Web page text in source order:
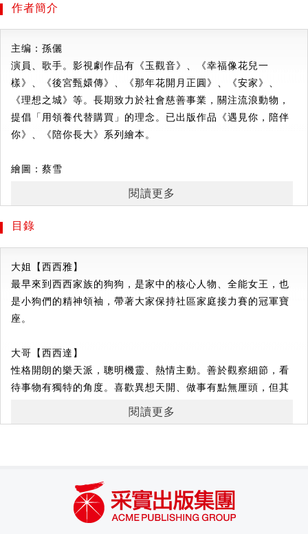
出門都會被嘮叨要注意交通規則，他討厭被限制，鬧鬧西相信
自己是一隻勇敢的狗狗，不怕外面世界的危險。
於是，他獨自闖到大馬路，一開始很順暢，他對自己的表現感
到滿意。沒想到，後頭緊接著碰上一連串的驚險意外……
對「培養安全意識」為主題創作的《西西家族成長日記·我會保
護我自己》系列作品。分別是關於交通安全的《交通安全小標
兵》、關於居家安全的《廚房歷險記》、以及如何面對陌生人
的《抓小狗的怪獸》、遇到霸凌，要學會說不的《隔壁家的巨
這是一些想對孩子們說的話，也是一些想跟家長們分享的故
事。
父母不可能時時刻刻都在孩子身邊，希望孩子能學會保護自
歷，他們就會知道什麼事情可以做，什麼事情不能做。孩子們
發自內心的理解，會比父母在身邊耳提面命更有用。既能滿足
孩子對未知世界的好奇心，也能讓他們明白很多狀況背後隱藏
◆適讀年齡：3～6歲。
◆文字附注音。適合親子共讀，也適合孩子自己練習讀。
作者簡介
主编：孫儷
演員、歌手。影視劇作品有《玉觀音》、《幸福像花兒一
樣》、《後宮甄嬛傳》、《那年花開月正圓》、《安家》、
《理想之城》等。長期致力於社會慈善事業，關注流浪動物，
提倡「用領養代替購買」的理念。已出版作品《遇見你，陪伴
你》、《陪你長大》系列繪本。
繪圖：蔡雪
資深繪本插畫家，已出版立體繪本《最美中國節》，擁有全世
界最可愛的小貓咪。
士，編輯、自由撰稿人
閱讀更多
目錄
大姐【西西雅】
最早來到西西家族的狗狗，是家中的核心人物、全能女王，也
是小狗們的精神領袖，帶著大家保持社區家庭接力賽的冠軍寶
座。
大哥【西西達】
性格開朗的樂天派，聰明機靈、熱情主動。善於觀察細節，看
待事物有獨特的角度。喜歡異想天開、做事有點無厘頭，但其
實非常可靠，有著能扭轉大家情緒的「魔法」魅力。
科》，遇到不知道的事情就會查詢，好奇心旺盛，喜歡對事物
閱讀更多